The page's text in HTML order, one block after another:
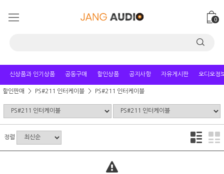
0
신상품과 인기상품 공동구매 할인상품 공지사항 자유게시판 오디오정
할인판매 PS#211 인터케이블 PS#211 인터케이블
정렬